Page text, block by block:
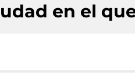
en el